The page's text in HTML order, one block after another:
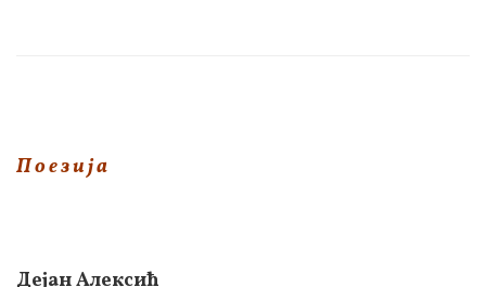
П о е з и ј а
Дејан Алексић